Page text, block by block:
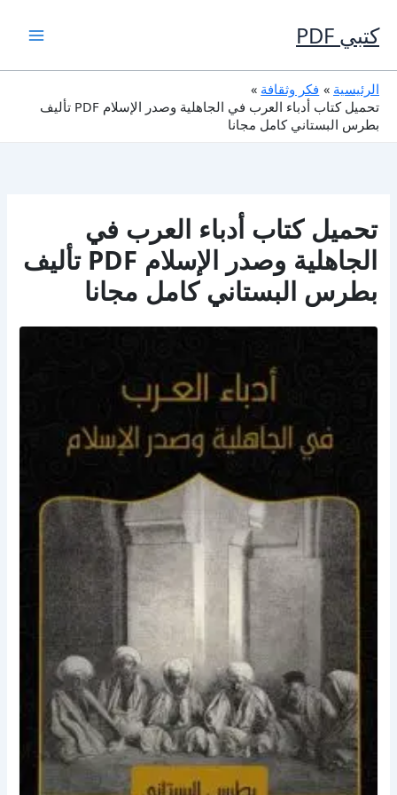
إلى
المحتوى
كتبي PDF
الرئيسية
فكر وثقافة
تحميل كتاب أدباء العرب في الجاهلية وصدر الإسلام PDF تأليف
بطرس البستاني كامل مجانا
تحميل كتاب أدباء العرب في
الجاهلية وصدر الإسلام PDF تأليف
بطرس البستاني كامل مجانا